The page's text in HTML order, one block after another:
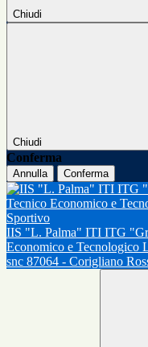
Chiudi
Chiudi
Conferma
Annulla Conferma
IIS "L. Palma" ITI ITG
Economico e Tecnologico
snc 87064 - Corigliano